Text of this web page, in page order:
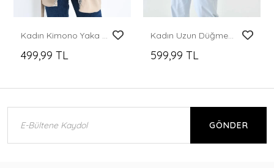
Kadın Kimono Yaka Desenli Kimono Kadın Ceket Bej - 23126
499,99 TL
Kadın Uzun Düğmesiz Triko Ceket
599,99 TL
GÖNDER